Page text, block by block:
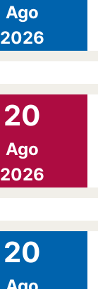
Ago
2026
20
Ago
2026
20